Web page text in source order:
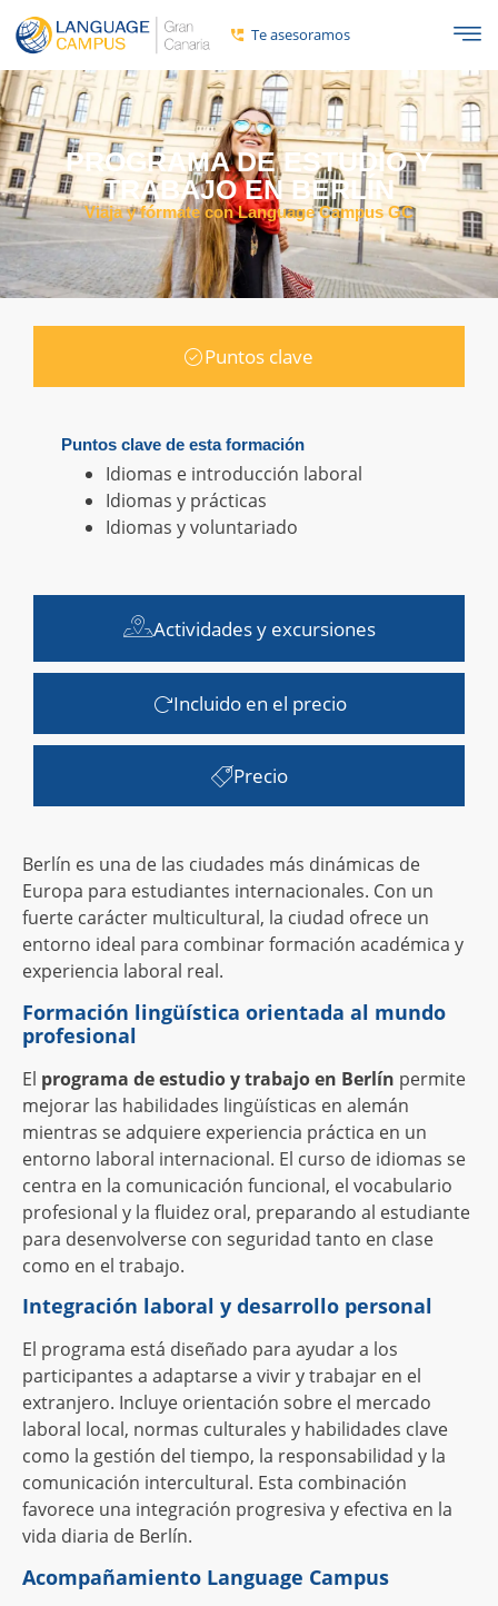
Te asesoramos
PROGRAMA DE ESTUDIO Y
TRABAJO EN BERLÍN
Viaja y fórmate con Language Campus GC
Puntos clave
Actividades y excursiones
Incluido en el precio
Precio
Puntos clave de esta formación
Idiomas e introducción laboral
Idiomas y prácticas
Idiomas y voluntariado
Berlín es una de las ciudades más dinámicas de
Europa para estudiantes internacionales. Con un
fuerte carácter multicultural, la ciudad ofrece un
entorno ideal para combinar formación académica y
experiencia laboral real.
Formación lingüística orientada al mundo
profesional
El programa de estudio y trabajo en Berlín permite
mejorar las habilidades lingüísticas en alemán
mientras se adquiere experiencia práctica en un
entorno laboral internacional. El curso de idiomas se
centra en la comunicación funcional, el vocabulario
profesional y la fluidez oral, preparando al estudiante
para desenvolverse con seguridad tanto en clase
como en el trabajo.
Integración laboral y desarrollo personal
El programa está diseñado para ayudar a los
participantes a adaptarse a vivir y trabajar en el
extranjero. Incluye orientación sobre el mercado
laboral local, normas culturales y habilidades clave
como la gestión del tiempo, la responsabilidad y la
comunicación intercultural. Esta combinación
favorece una integración progresiva y efectiva en la
vida diaria de Berlín.
Acompañamiento Language Campus